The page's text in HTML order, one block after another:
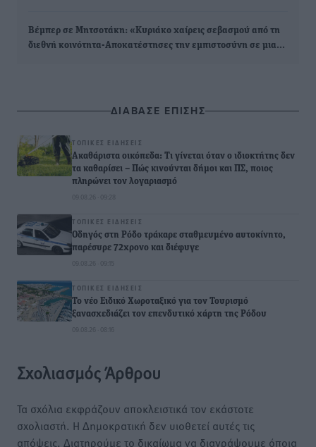
Βέμπερ σε Μητσοτάκη: «Κυριάκο χαίρεις σεβασμού από τη
διεθνή κοινότητα-Αποκατέστησες την εμπιστοσύνη σε μια…
ΔΙΑΒΑΣΕ ΕΠΙΣΗΣ
ΤΟΠΙΚΈΣ ΕΙΔΉΣΕΙΣ
Ακαθάριστα οικόπεδα: Τι γίνεται όταν ο ιδιοκτήτης δεν
τα καθαρίσει – Πώς κινούνται δήμοι και ΠΣ, ποιος
πληρώνει τον λογαριασμό
09.08.26 · 09:28
ΤΟΠΙΚΈΣ ΕΙΔΉΣΕΙΣ
Οδηγός στη Ρόδο τράκαρε σταθμευμένο αυτοκίνητο,
παρέσυρε 72χρονο και διέφυγε
09.08.26 · 09:15
ΤΟΠΙΚΈΣ ΕΙΔΉΣΕΙΣ
Το νέο Ειδικό Χωροταξικό για τον Τουρισμό
ξανασχεδιάζει τον επενδυτικό χάρτη της Ρόδου
09.08.26 · 08:16
Σχολιασμός Άρθρου
Τα σχόλια εκφράζουν αποκλειστικά τον εκάστοτε
σχολιαστή. Η Δημοκρατική δεν υιοθετεί αυτές τις
απόψεις. Διατηρούμε το δικαίωμα να διαγράψουμε όποια